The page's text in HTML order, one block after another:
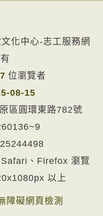
化中心-志工服務網
位瀏覽者
08-15
區圓環東路782號
、Firefox 瀏覽
以上